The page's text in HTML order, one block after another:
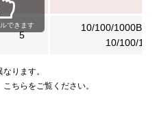
5
10/100/
10/100/
できます
ります。
ちらをご覧ください。